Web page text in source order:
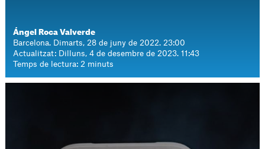
Ángel Roca Valverde
Barcelona. Dimarts, 28 de juny de 2022. 23:00
Actualitzat: Dilluns, 4 de desembre de 2023. 11:43
Temps de lectura: 2 minuts